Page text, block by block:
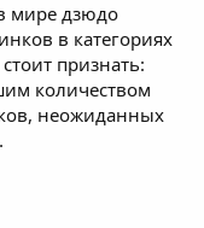
мире дзюдо
в категориях
признать:
количеством
неожиданных